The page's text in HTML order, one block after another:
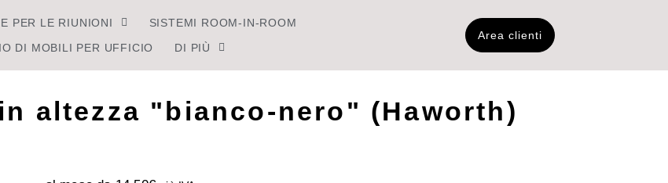
PER LE RIUNIONI
SISTEMI ROOM-IN-ROOM
DI MOBILI PER UFFICIO
DI PIÙ
Area clienti
altezza "bianco-nero" (Haworth)